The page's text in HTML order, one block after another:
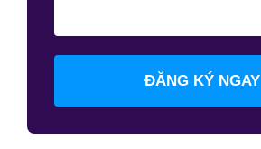
ĐĂNG KÝ NGAY